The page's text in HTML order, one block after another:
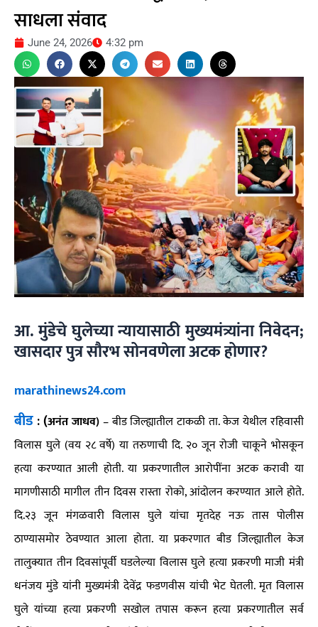
साधला संवाद
June 24, 2026 4:32 pm
आ. मुंडेचे घुलेच्या न्यायासाठी मुख्यमंत्र्यांना निवेदन;
खासदार पुत्र सौरभ सोनवणेला अटक होणार?
marathinews24.com
बीड:(अनंत जाधव)–बीड जिल्ह्यातील टाकळी ता. केज येथील रहिवासी
विलास घुले (वय २८ वर्षे) या तरुणाची दि. २० जून रोजी चाकूने भोसकून
हत्या करण्यात आली होती. या प्रकरणातील आरोपींना अटक करावी या
मागणीसाठी मागील तीन दिवस रास्ता रोको, आंदोलन करण्यात आले होते.
दि.२३ जून मंगळवारी विलास घुले यांचा मृतदेह नऊ तास पोलीस
ठाण्यासमोर ठेवण्यात आला होता. या प्रकरणात बीड जिल्ह्यातील केज
तालुक्यात तीन दिवसांपूर्वी घडलेल्या विलास घुले हत्या प्रकरणी माजी मंत्री
धनंजय मुंडे यांनी मुख्यमंत्री देवेंद्र फडणवीस यांची भेट घेतली. मृत विलास
घुले यांच्या हत्या प्रकरणी सखोल तपास करून हत्या प्रकरणातील सर्व